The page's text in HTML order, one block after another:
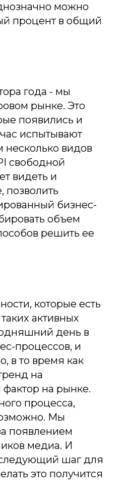
можно
процент в общий
года - мы
рынке. Это
появились и
испытывают
несколько видов
свободной
видеть и
позволить
бизнес-
объем
решить ее
которые есть
активных
день в
процессов, и
в то время как
на
фактор на рынке.
процесса,
Мы
появлением
медиа. И
следующий шаг для
это получится